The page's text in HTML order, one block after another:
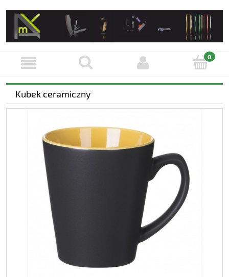
Kubek ceramiczny